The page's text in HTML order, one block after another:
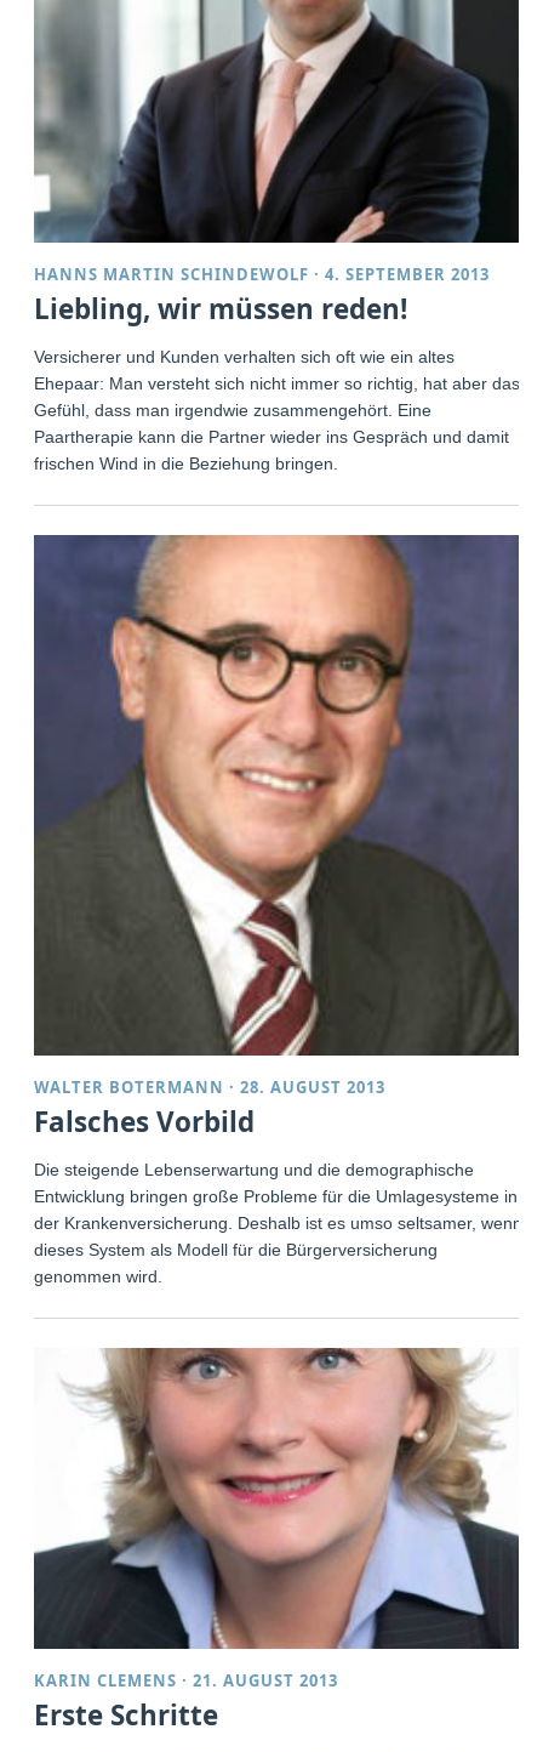
HANNS MARTIN SCHINDEWOLF ·4. SEPTEMBER 2013
Liebling, wir müssen reden!
Versicherer und Kunden verhalten sich oft wie ein altes
Ehepaar: Man versteht sich nicht immer so richtig, hat aber das
Gefühl, dass man irgendwie zusammengehört. Eine
Paartherapie kann die Partner wieder ins Gespräch und damit
frischen Wind in die Beziehung bringen.
WALTER BOTERMANN ·28. AUGUST 2013
Falsches Vorbild
Die steigende Lebenserwartung und die demographische
Entwicklung bringen große Probleme für die Umlagesysteme in
der Krankenversicherung. Deshalb ist es umso seltsamer, wenn
dieses System als Modell für die Bürgerversicherung
genommen wird.
KARIN CLEMENS ·21. AUGUST 2013
Erste Schritte